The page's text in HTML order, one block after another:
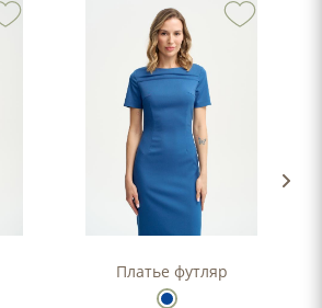
Платье футляр